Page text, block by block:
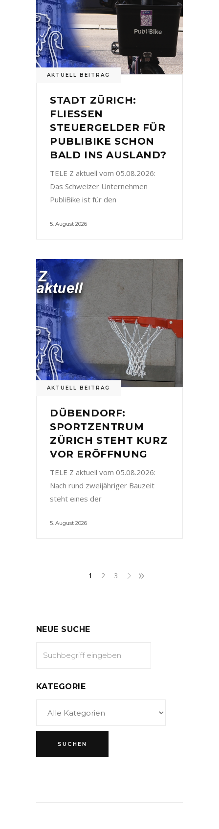
AKTUELL BEITRAG
STADT ZÜRICH:
FLIESSEN
STEUERGELDER FÜR
PUBLIBIKE SCHON
BALD INS AUSLAND?
TELE Z aktuell vom 05.08.2026:
Das Schweizer Unternehmen
PubliBike ist für den
5. August 2026
AKTUELL BEITRAG
DÜBENDORF:
SPORTZENTRUM
ZÜRICH STEHT KURZ
VOR ERÖFFNUNG
TELE Z aktuell vom 05.08.2026:
Nach rund zweijähriger Bauzeit
steht eines der
5. August 2026
1 2 3
NEUE SUCHE
KATEGORIE